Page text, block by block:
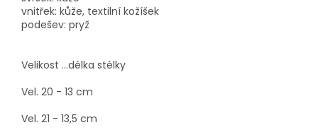
vnitřek: kůže, textilní kožíšek
podešev: pryž
Velikost ...délka stélky
Vel. 20 - 13 cm
Vel. 21 - 13,5 cm